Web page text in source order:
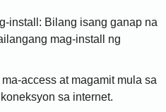
install: Bilang isang ganap na
mag-install ng
access at magamit mula sa
sa internet.